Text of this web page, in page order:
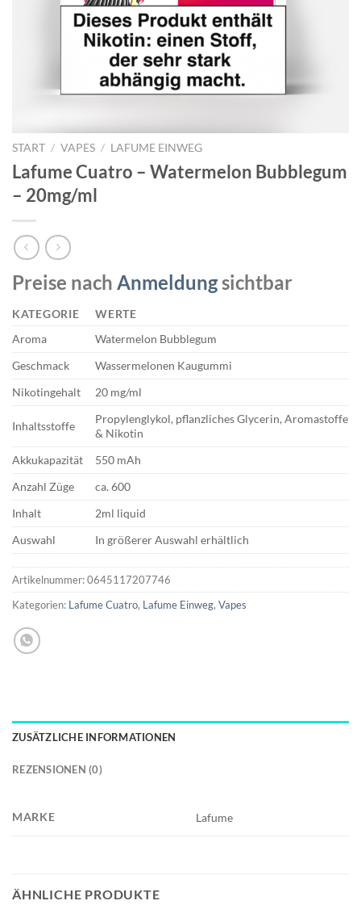
START / VAPES / LAFUME EINWEG
Lafume Cuatro – Watermelon Bubblegum
– 20mg/ml
Preise nach Anmeldungsichtbar
KATEGORIE
WERTE
Aroma
Watermelon Bubblegum
Geschmack
Wassermelonen Kaugummi
Nikotingehalt
20 mg/ml
Inhaltsstoffe
Propylenglykol, pflanzliches Glycerin, Aromastoffe
& Nikotin
Akkukapazität
550 mAh
Anzahl Züge
ca. 600
Inhalt
2ml liquid
Auswahl
In größerer Auswahl erhältlich
Artikelnummer:0645117207746
Kategorien: Lafume Cuatro, Lafume Einweg, Vapes
ZUSÄTZLICHE INFORMATIONEN
REZENSIONEN (0)
MARKE Lafume
ÄHNLICHE PRODUKTE